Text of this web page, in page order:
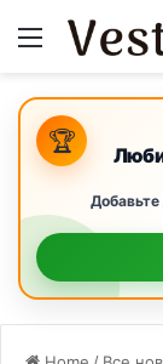
Menu
🏆
Добавьте